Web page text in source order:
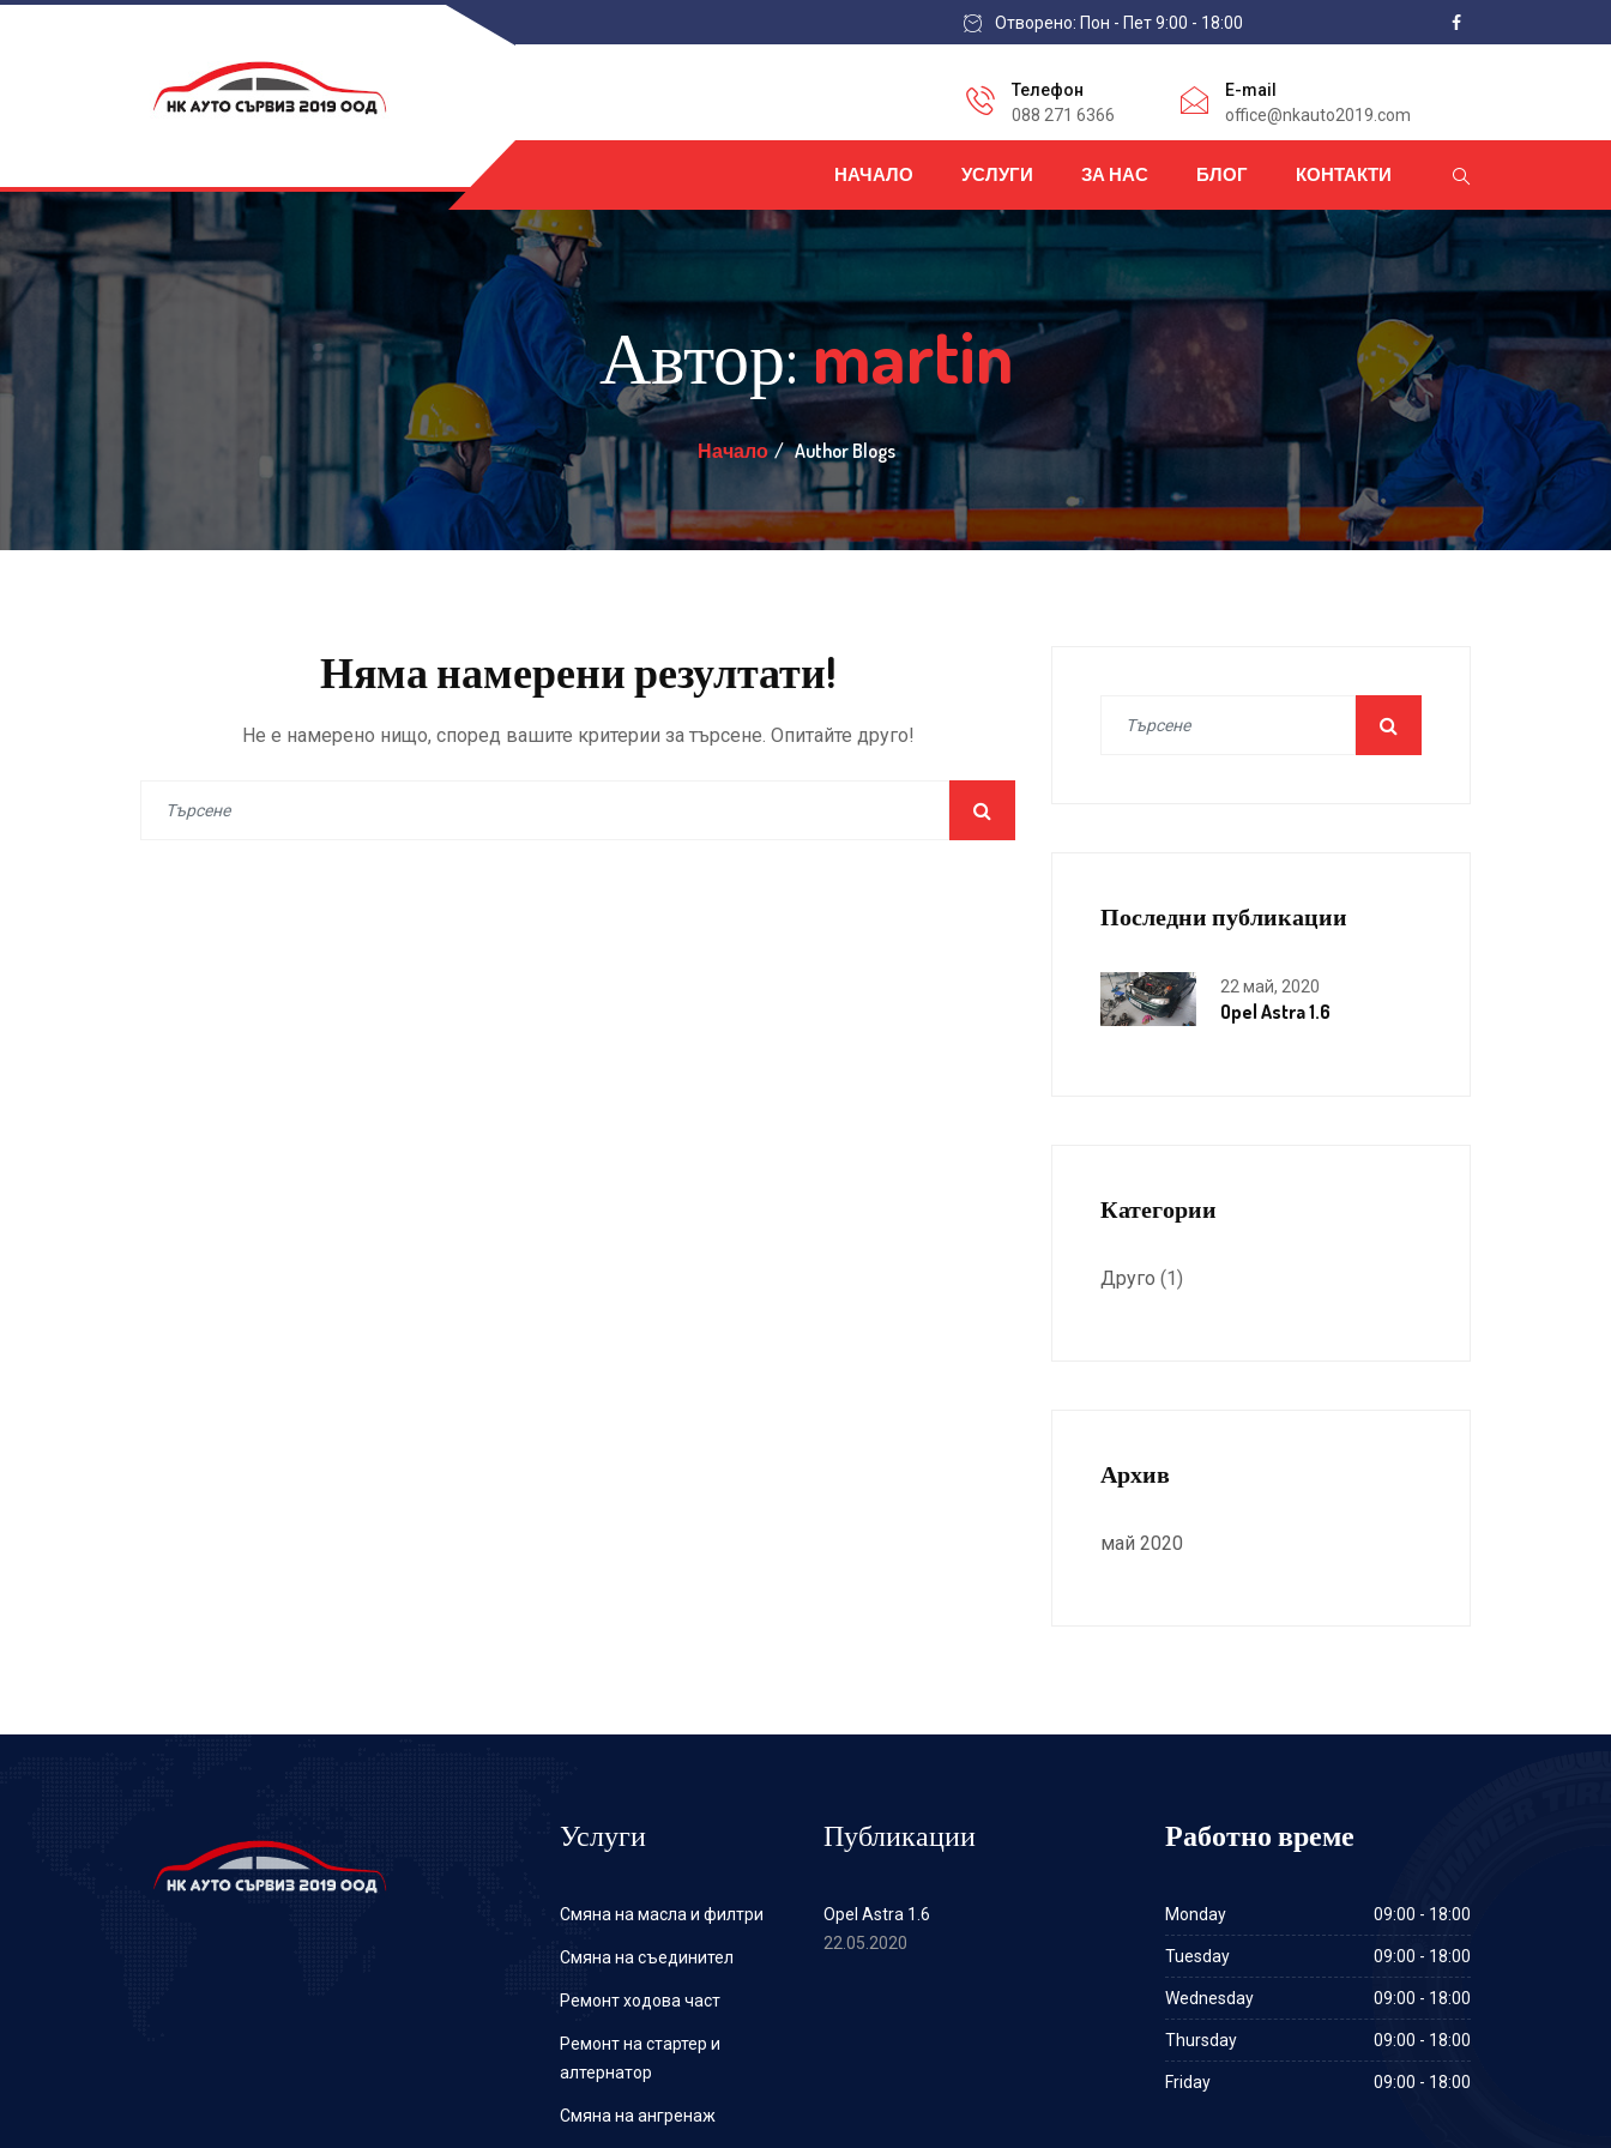
Отворено: Пон - Пет 9:00 - 18:00
Телефон
088 271 6366
E-mail
office@nkauto2019.com
НАЧАЛО УСЛУГИ ЗА НАС БЛОГ КОНТАКТИ
Автор:martin
Начало Author Blogs
Няма намерени резултати!
Не е намерено нищо, според вашите критерии за търсене. Опитайте друго!
Последни публикации
22 май, 2020
Opel Astra 1.6
Категории
Друго (1)
Архив
май 2020
Услуги
Смяна на масла и филтри
Смяна на съединител
Ремонт ходова част
Ремонт на стартер и
алтернатор
Смяна на ангренаж
Публикации
Opel Astra 1.6
22.05.2020
Работно време
Monday 09:00 - 18:00
Tuesday 09:00 - 18:00
Wednesday 09:00 - 18:00
Thursday 09:00 - 18:00
Friday 09:00 - 18:00